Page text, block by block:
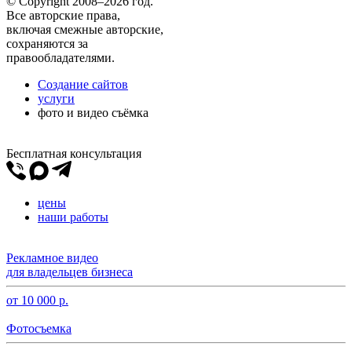
Все авторские права,
включая смежные авторские,
сохраняются за
правообладателями.
Создание сайтов
услуги
фото и видео съёмка
Бесплатная консультация
цены
наши работы
Рекламное видео
для владельцев бизнеса
от 10 000 р.
Фотосъемка